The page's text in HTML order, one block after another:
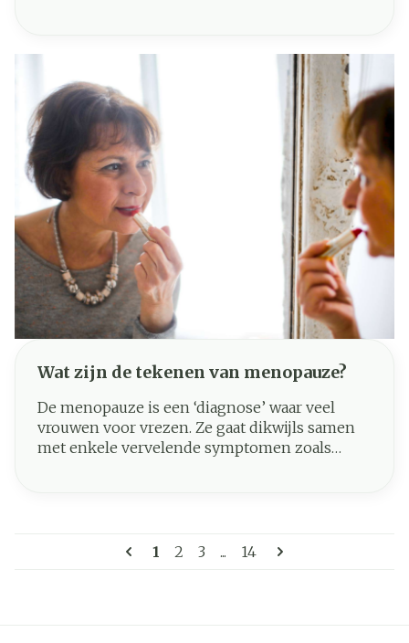
gesproken stroomt de lucht steeds moeiteloos
vanuit mond en neus in de longen. Iemand
met slaapapneu stopt tijdens de slaap meer
dan 10 seconden met ademen, waarna een
diepe inademing volgt met zeer luid snurken
of woelen.
Wat zijn de tekenen van menopauze?
De menopauze is een ‘diagnose’ waar veel
vrouwen voor vrezen. Ze gaat dikwijls samen
met enkele vervelende symptomen zoals
te verlichten. Wil je meer weten over wat de
Pagina's
U lees momenteel pagina
1 Pagina
2 Pagina
3 ... Pagina
14